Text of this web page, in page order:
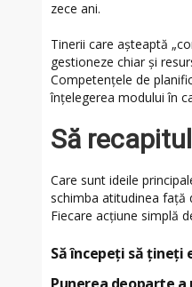
zece ani.
Tinerii care așteaptă
gestioneze chiar și
Competențele de
înțelegerea modului în
Să
Care sunt ideile
schimba atitudinea față
Fiecare acțiune simplă
Să începeți să țineți